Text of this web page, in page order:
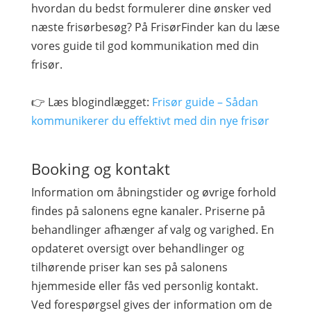
hvordan du bedst formulerer dine ønsker ved
næste frisørbesøg? På FrisørFinder kan du læse
vores guide til god kommunikation med din
frisør.
👉 Læs blogindlægget: Frisør guide – Sådan
kommunikerer du effektivt med din nye frisør
Booking og kontakt
Information om åbningstider og øvrige forhold
findes på salonens egne kanaler. Priserne på
behandlinger afhænger af valg og varighed. En
opdateret oversigt over behandlinger og
tilhørende priser kan ses på salonens
hjemmeside eller fås ved personlig kontakt.
Ved forespørgsel gives der information om de